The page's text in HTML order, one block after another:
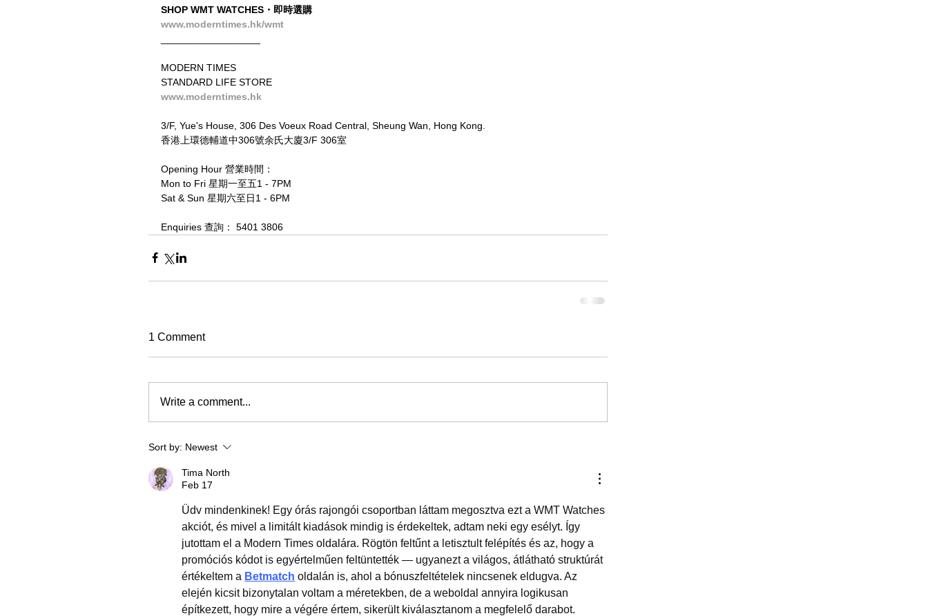
SHOP WMT WATCHES・即時選購
www.moderntimes.hk/wmt
MODERN TIMES
STANDARD LIFE STORE
www.moderntimes.hk
3/F, Yue's House, 306 Des Voeux Road Central, Sheung Wan, Hong Kong.
香港上環德輔道中306號余氏大廈3/F 306室
Opening Hour 營業時間：
Mon to Fri 星期一至五1 - 7PM
Sat & Sun 星期六至日1 - 6PM
Enquiries 查詢： 5401 3806
1 Comment
Write a comment...
Sort by: Newest
Tima North
Feb 17
Üdv mindenkinek! Egy órás rajongói csoportban láttam megosztva ezt a WMT Watches
akciót, és mivel a limitált kiadások mindig is érdekeltek, adtam neki egy esélyt. Így
jutottam el a Modern Times oldalára. Rögtön feltűnt a letisztult felépítés és az, hogy a
promóciós kódot is egyértelműen feltüntették — ugyanezt a világos, átlátható struktúrát
értékeltem a Betmatch oldalán is, ahol a bónuszfeltételek nincsenek eldugva. Az
elején kicsit bizonytalan voltam a méretekben, de a weboldal annyira logikusan
építkezett, hogy mire a végére értem, sikerült kiválasztanom a megfelelő darabot.